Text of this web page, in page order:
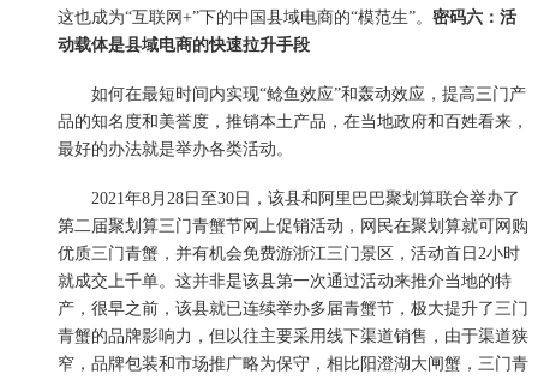
这也成为“互联网+”下的中国县域电商的“模范生”。 密码六：活
动载体是县域电商的快速拉升手段
如何在最短时间内实现“鲶鱼效应”和轰动效应，提高三门产
品的知名度和美誉度，推销本土产品，在当地政府和百姓看来，
最好的办法就是举办各类活动。
2021年8月28日至30日，该县和阿里巴巴聚划算联合举办了
第二届聚划算三门青蟹节网上促销活动，网民在聚划算就可网购
优质三门青蟹，并有机会免费游浙江三门景区，活动首日2小时
就成交上千单。这并非是该县第一次通过活动来推介当地的特
产，很早之前，该县就已连续举办多届青蟹节，极大提升了三门
青蟹的品牌影响力，但以往主要采用线下渠道销售，由于渠道狭
窄，品牌包装和市场推广略为保守，相比阳澄湖大闸蟹，三门青